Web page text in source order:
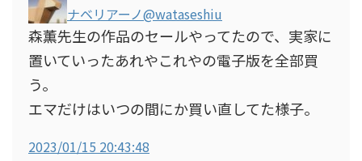
ナベリアーノ@wataseshiu
森薫先生の作品のセールやってたので、実家に
置いていったあれやこれやの電子版を全部買
う。
エマだけはいつの間にか買い直してた様子。
2023/01/15 20:43:48